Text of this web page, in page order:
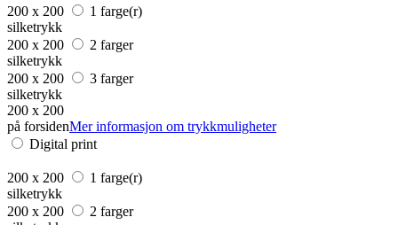
200 x 200
1 farge(r)
silketrykk
200 x 200
2 farger
silketrykk
200 x 200
3 farger
silketrykk
200 x 200
på forsidenMer informasjon om trykkmuligheter
Digital print
200 x 200
1 farge(r)
silketrykk
200 x 200
2 farger